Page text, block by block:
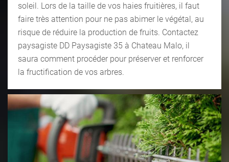
soleil. Lors de la taille de vos haies fruitières, il faut
faire très attention pour ne pas abimer le végétal, au
risque de réduire la production de fruits. Contactez
paysagiste DD Paysagiste 35 à Chateau Malo, il
saura comment procéder pour préserver et renforcer
la fructification de vos arbres.